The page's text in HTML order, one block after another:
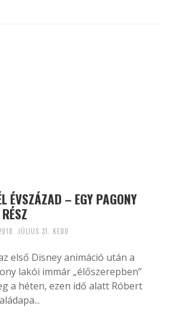
ÉVSZÁZAD – EGY PAGONY
JÚLIUS 31. KEDD
első Disney animáció után a
lakói immár „élőszerepben”
a héten, ezen idő alatt Róbert